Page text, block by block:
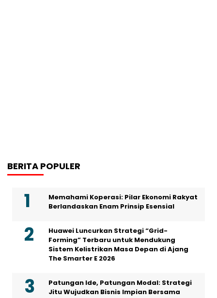
BERITA POPULER
Memahami Koperasi: Pilar Ekonomi Rakyat
Berlandaskan Enam Prinsip Esensial
Huawei Luncurkan Strategi “Grid-
Forming” Terbaru untuk Mendukung
Sistem Kelistrikan Masa Depan di Ajang
The Smarter E 2026
Patungan Ide, Patungan Modal: Strategi
Jitu Wujudkan Bisnis Impian Bersama